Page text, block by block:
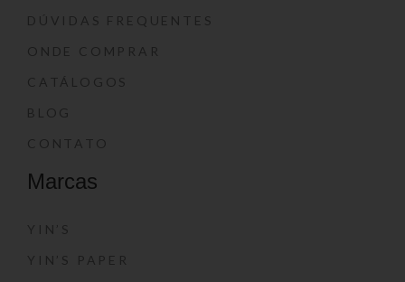
DÚVIDAS FREQUENTES
ONDE COMPRAR
CATÁLOGOS
BLOG
CONTATO
Marcas
YIN’S
YIN’S PAPER